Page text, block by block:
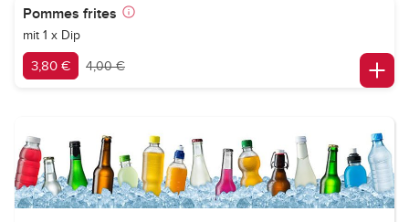
Pommes frites
mit 1 x Dip
3,80 € 4,00 €